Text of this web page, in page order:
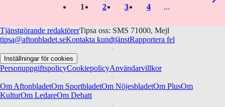
1 2 3 4
Tjänstgörande redaktörerTipsa oss: SMS 71000, Mejl
tipsa@aftonbladet.seKontakta kundtjänstRapportera fel
Inställningar för cookies
PersonuppgiftspolicyCookiepolicyAnvändarvillkor
Om AftonbladetOm SportbladetOm NöjesbladetOm PlusOm
KulturOm LedareOm Debatt